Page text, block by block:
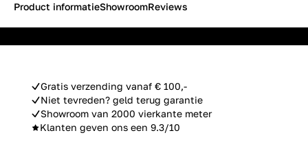
Gratis verzending vanaf € 100,-
Niet tevreden? geld terug garantie
Showroom van 2000 vierkante meter
Klanten geven ons een 9.3/10
Product informatieShowroomReviews